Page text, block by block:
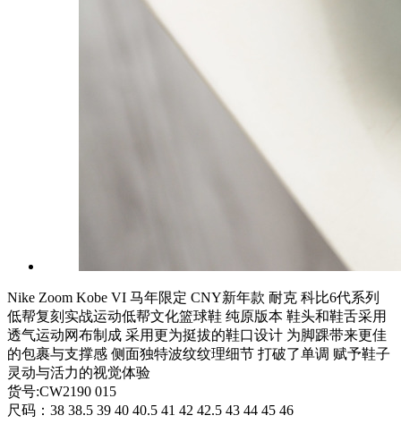
Nike Zoom Kobe VI 马年限定 CNY新年款 耐克 科比6代系列
低帮复刻实战运动低帮文化篮球鞋 纯原版本 鞋头和鞋舌采用
透气运动网布制成 采用更为挺拔的鞋口设计 为脚踝带来更佳
的包裹与支撑感 侧面独特波纹纹理细节 打破了单调 赋予鞋子
灵动与活力的视觉体验
货号:CW2190 015
尺码：38 38.5 39 40 40.5 41 42 42.5 43 44 45 46